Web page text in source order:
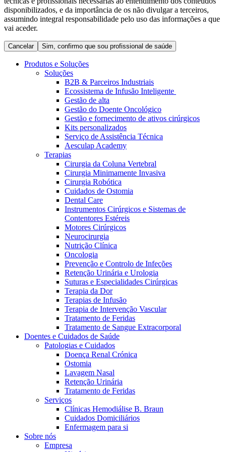
Terapias
Catálogo de Produtos
Encontre o produto que procura. Visite o catálogo de produtos
da B. Braun com o nosso portfólio completo.
Coordenamos os seus cuidados médicos quando recebe alta
do hospital. Para mais informações, visite a nossa página de
cuidados domiciliários.
Contactos
Centro de Inovação
Vamos impulsionar juntos a inovação na tecnologia médica.
Saiba mais sobre o nosso centro de inovação e apresente a sua
Em diálogo com a B. Braun. Entre em contacto connosco
disponibilizados, e da importância de os não divulgar a terceiros,
assumindo integral responsabilidade pelo uso das informações a que
vai aceder.
Cancelar Sim, confirmo que sou profissional de saúde
Produtos e Soluções
Soluções
B2B & Parceiros Industriais
Ecossistema de Infusão Inteligente
Gestão de alta
Gestão do Doente Oncológico
Gestão e fornecimento de ativos cirúrgicos
Kits personalizados
Serviço de Assistência Técnica
Aesculap Academy
Terapias
Cirurgia da Coluna Vertebral
Cirurgia Minimamente Invasiva
Cirurgia Robótica
Cuidados de Ostomia
Dental Care
Instrumentos Cirúrgicos e Sistemas de
Contentores Estéreis
Motores Cirúrgicos
Neurocirurgia
Nutrição Clínica
Oncologia
Prevenção e Controlo de Infeções
Retenção Urinária e Urologia
Suturas e Especialidades Cirúrgicas
Terapia da Dor
Terapias de Infusão
Terapia de Intervenção Vascular
Tratamento de Feridas
Tratamento de Sangue Extracorporal
Doentes e Cuidados de Saúde
Patologias e Cuidados
Doença Renal Crónica
Ostomia
Lavagem Nasal
Retenção Urinária
Tratamento de Feridas
Serviços
Clínicas Hemodiálise B. Braun
Cuidados Domiciliários
Enfermagem para si
Sobre nós
Empresa